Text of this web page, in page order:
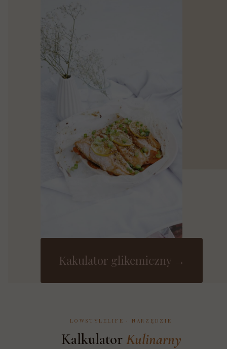
LOWSTYLELIFE · NARZĘDZIE
Kalkulator Kulinarny
Kakulator glikemiczny →